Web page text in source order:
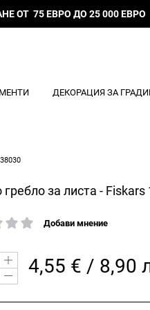
ОТ 75 ЕВРО ДО 25 000 ЕВРО
ДЕКОРАЦИЯ ЗА
гребло за листа - Fiskars
Добави мнение
4,55 € / 8,90